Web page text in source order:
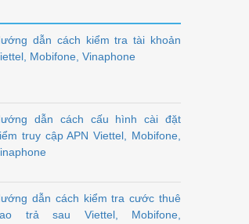
dẫn cách kiểm tra tài khoản
Mobifone, Vinaphone
dẫn cách cấu hình cài đặt
truy cập APN Viettel, Mobifone,
dẫn cách kiểm tra cước thuê
trả sau Viettel, Mobifone,